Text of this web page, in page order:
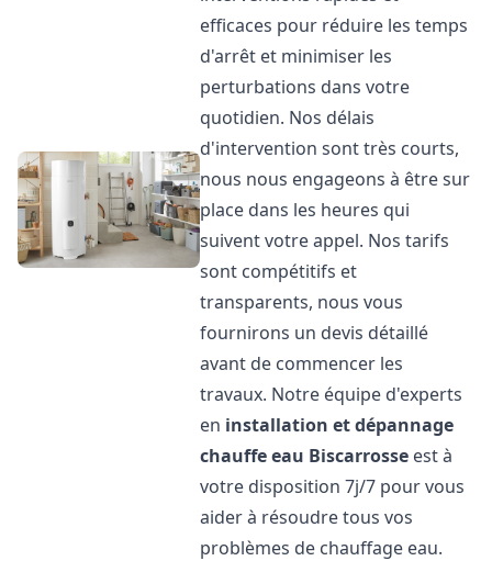
efficaces pour réduire les temps
d'arrêt et minimiser les
perturbations dans votre
quotidien. Nos délais
d'intervention sont très courts,
nous nous engageons à être sur
place dans les heures qui
suivent votre appel. Nos tarifs
sont compétitifs et
transparents, nous vous
fournirons un devis détaillé
avant de commencer les
travaux. Notre équipe d'experts
en installation et dépannage
chauffe eau Biscarrosse est à
votre disposition 7j/7 pour vous
aider à résoudre tous vos
problèmes de chauffage eau.